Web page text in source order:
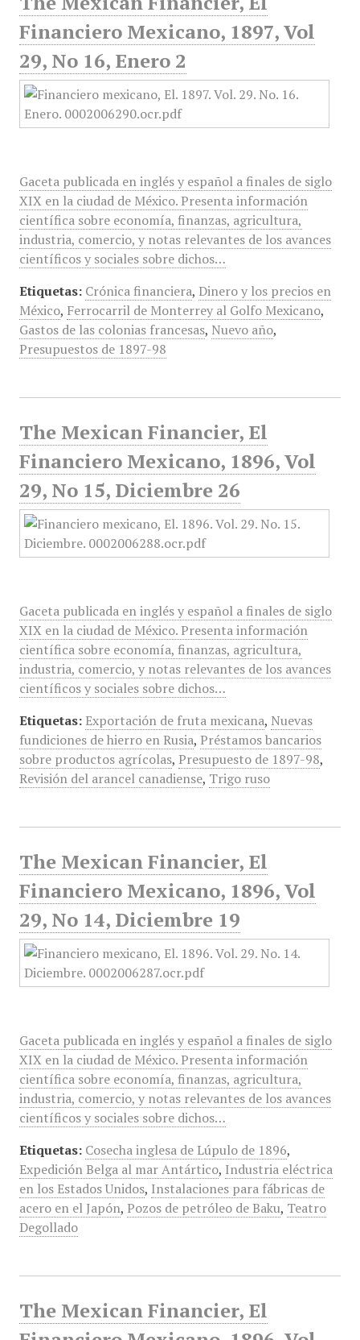
Financiero Mexicano, 1897, Vol
29, No 16, Enero 2
Gaceta publicada en inglés y español a finales de siglo
XIX en la ciudad de México. Presenta información
científica sobre economía, finanzas, agricultura,
industria, comercio, y notas relevantes de los avances
científicos y sociales sobre dichos…
Etiquetas: Crónica financiera, Dinero y los precios en
México, Ferrocarril de Monterrey al Golfo Mexicano,
Gastos de las colonias francesas, Nuevo año,
Presupuestos de 1897-98
The Mexican Financier, El
Financiero Mexicano, 1896, Vol
29, No 15, Diciembre 26
Gaceta publicada en inglés y español a finales de siglo
XIX en la ciudad de México. Presenta información
científica sobre economía, finanzas, agricultura,
industria, comercio, y notas relevantes de los avances
científicos y sociales sobre dichos…
Etiquetas: Exportación de fruta mexicana, Nuevas
fundiciones de hierro en Rusia, Préstamos bancarios
sobre productos agrícolas, Presupuesto de 1897-98,
Revisión del arancel canadiense, Trigo ruso
The Mexican Financier, El
Financiero Mexicano, 1896, Vol
29, No 14, Diciembre 19
Gaceta publicada en inglés y español a finales de siglo
XIX en la ciudad de México. Presenta información
científica sobre economía, finanzas, agricultura,
industria, comercio, y notas relevantes de los avances
científicos y sociales sobre dichos…
Etiquetas: Cosecha inglesa de Lúpulo de 1896,
Expedición Belga al mar Antártico, Industria eléctrica
en los Estados Unidos, Instalaciones para fábricas de
acero en el Japón, Pozos de petróleo de Baku, Teatro
Degollado
The Mexican Financier, El